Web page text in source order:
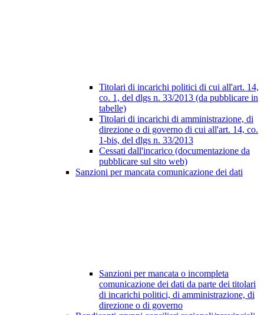
Titolari di incarichi politici di cui all'art. 14,
co. 1, del dlgs n. 33/2013 (da pubblicare in
tabelle)
Titolari di incarichi di amministrazione, di
direzione o di governo di cui all'art. 14, co.
1-bis, del dlgs n. 33/2013
Cessati dall'incarico (documentazione da
pubblicare sul sito web)
Sanzioni per mancata comunicazione dei dati
Sanzioni per mancata o incompleta
comunicazione dei dati da parte dei titolari
di incarichi politici, di amministrazione, di
direzione o di governo